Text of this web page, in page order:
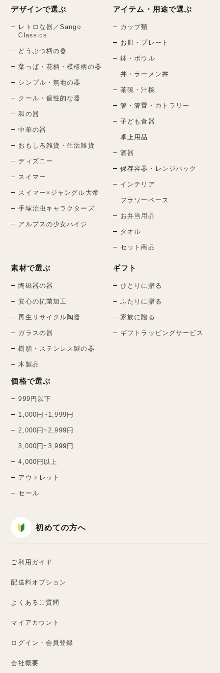
デザインで選ぶ
レトロな器／Sango
Classics
どうぶつ柄の器
葉っぱ・花柄・模様柄の器
シンプル・無地の器
クール・個性的な器
和の器
中華の器
おもしろ雑貨・生活雑貨
ディズニー
スイマー
スイマー×ジャングル大帝
手塚治虫キャラクターズ
アルプスの少女ハイジ
アイテム・用途で選ぶ
カップ類
お皿・プレート
鉢・ボウル
丼・ラーメン丼
茶碗・汁椀
箸・箸置・カトラリー
子ども食器
卓上用品
酒器
保存容器・レンジパック
インテリア
フラワーベース
お弁当用品
タオル
セット商品
素材で選ぶ
陶磁器の器
安心の抗菌加工
再生リサイクル陶器
ガラスの器
樹脂・ステンレス製の器
木製品
価格で選ぶ
999円以下
1,000円~1,999円
2,000円~2,999円
3,000円~3,999円
4,000円以上
アウトレット
セール
ギフト
ひとりに贈る
ふたりに贈る
家族に贈る
ギフトラッピングサービス
初めての方へ
ご利用ガイド
配送料オプション
よくあるご質問
マイアカウント
ログイン・会員登録
会社概要